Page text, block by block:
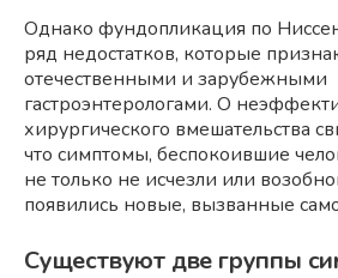
Однако фундопликация по
ряд недостатков, которые
отечественными и зарубежными
гастроэнтерологами. О
хирургического вмешательства
что симптомы, беспокоившие
не только не исчезли или
появились новые, вызванные
Существуют две группы